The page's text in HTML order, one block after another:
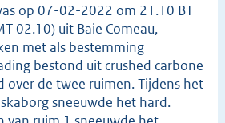
op 07-02-2022 om 21.10 BT
02.10) uit Baie Comeau,
met als bestemming
bestond uit crushed carbone
over de twee ruimen. Tijdens het
sneeuwde het hard.